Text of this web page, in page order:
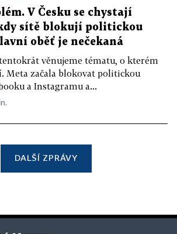
V Česku se chystají
sítě blokují politickou
oběť je nečekaná
tentokrát věnujeme tématu, o kterém
Meta začala blokovat politickou
a Instagramu a...
DALŠÍ ZPRÁVY